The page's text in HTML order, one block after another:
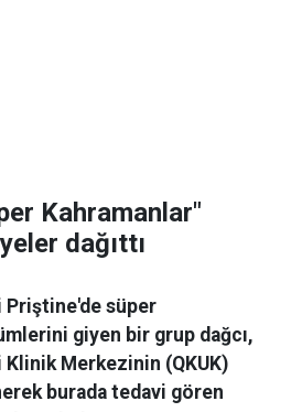
Kahramanlar"
dağıttı
Priştine'de süper
giyen bir grup dağcı,
Merkezinin (QKUK)
burada tedavi gören